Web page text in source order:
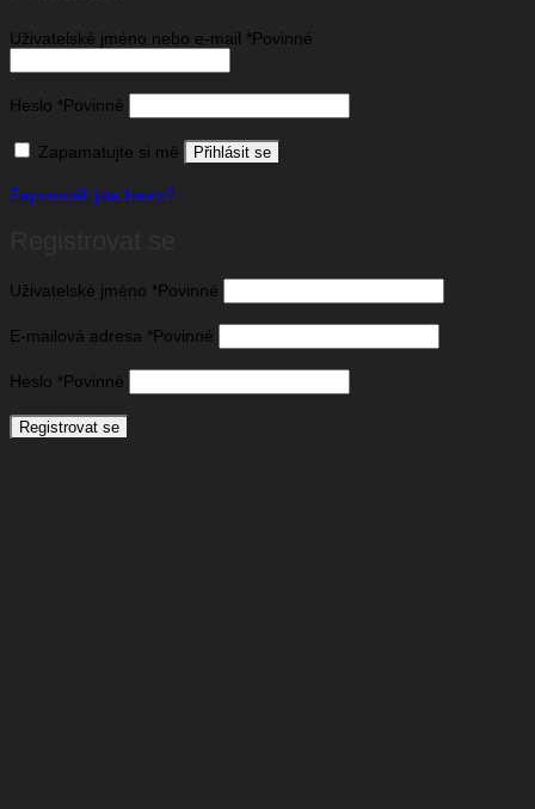
Uživatelské jméno nebo e-mail *Povinné
Heslo *Povinné
Zapamatujte si mě Přihlásit se
Zapomněli jste heslo?
Uživatelské jméno *Povinné
E-mailová adresa *Povinné
Heslo *Povinné
Registrovat se